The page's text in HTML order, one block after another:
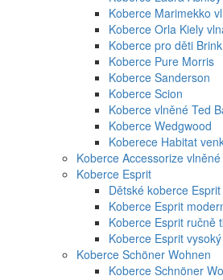
Koberce Marimekko
Koberce Orla Kiely
Koberce pro děti
Koberce Pure Morris
Koberce Sanderson
Koberce Scion
Koberce vlněné Ted
Koberce Wedgwood
Koberece Habitat
Koberce Accessorize vlněné
Koberce Esprit
Dětské koberce Esprit
Koberce Esprit
Koberce Esprit ručně
Koberce Esprit
Koberce Schöner Wohnen
Koberce Schnöner